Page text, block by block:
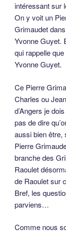
intéressant sur
On y voit un
Grimaudet
Yvonne Guyet.
qui rappelle
Yvonne Guyet.
Ce Pierre
Charles ou
d’Angers je
pas de dire
aussi bien être,
Pierre
branche des
Raoulet
de Raoulet sur
Bref, les
parviens…
Comme nous